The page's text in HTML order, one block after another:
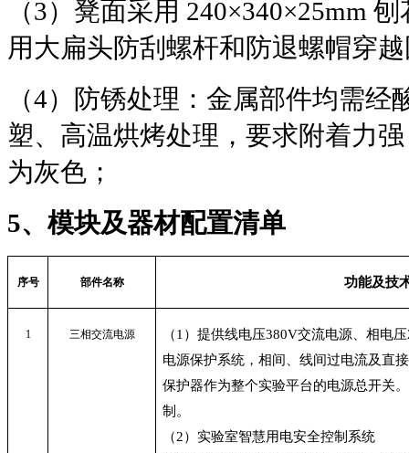
（3）凳面采用 240×340×25mm 刨
用大扁头防刮螺杆和防退螺帽穿
（4）防锈处理：金属部件均需经
塑、高温烘烤处理，要求附着力
为灰色；
5、模块及器材配置清单
序号 部件名称 功能及技
1 三相交流电源
（1）提供线电压380V交流电源、相电
电源保护系统，相间、线间过电流及直
保护器作为整个实验平台的电源总开关
制。
（2）实验室智慧用电安全控制系统